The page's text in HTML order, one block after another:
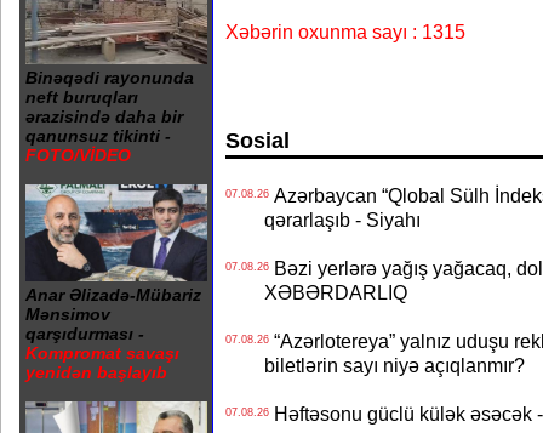
Binəqədi rayonunda
neft buruqları
ərazisində daha bir
qanunsuz tikinti -
FOTO/VİDEO
Anar Əlizadə-Mübariz
Mənsimov
qarşıdurması -
Kompromat savaşı
yenidən başlayıb
Xəbərin oxunma sayı : 1315
Sosial
07.08.26Azərbaycan “Qlobal Sülh
qərarlaşıb - Siyahı
07.08.26Bəzi yerlərə yağış yağacaq,
XƏBƏRDARLIQ
07.08.26“Azərlotereya” yalnız uduşu
biletlərin sayı niyə açıqlanmır?
07.08.26Həftəsonu güclü külək əsəcək